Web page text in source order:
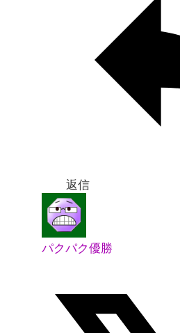
返信
パクパク優勝